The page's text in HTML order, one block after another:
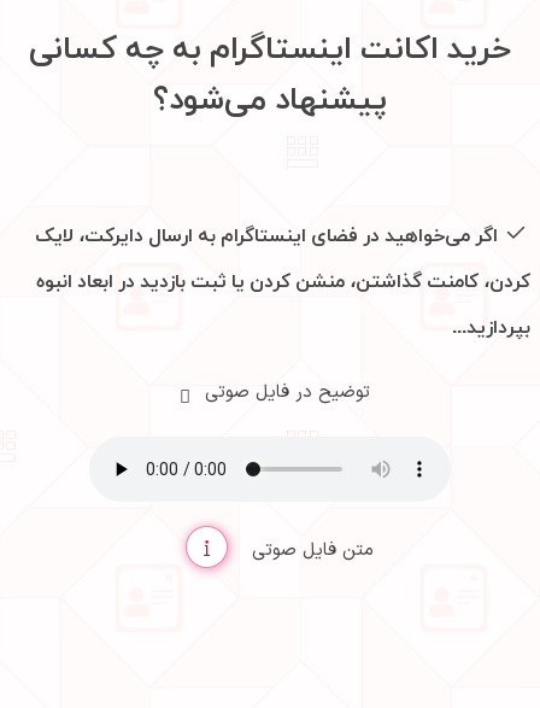
خرید اکانت اینستاگرام به چه کسانی
پیشنهاد می‌شود؟
اگر می‌خواهید در فضای اینستاگرام به ارسال دایرکت، لایک
کردن، کامنت گذاشتن، منشن کردن یا ثبت بازدید در ابعاد انبوه
بپردازید...
توضیح در فایل صوتی
متن فایل صوتی